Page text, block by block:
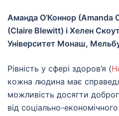
Аманда О’Коннор (Amanda
(Claire Blewitt) і Хелен
Університет Монаш,
Рівність у сфері здоров’я (
кожна людина має
можливість досягти
від соціально-економічного